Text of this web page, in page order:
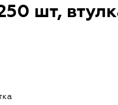
шт,